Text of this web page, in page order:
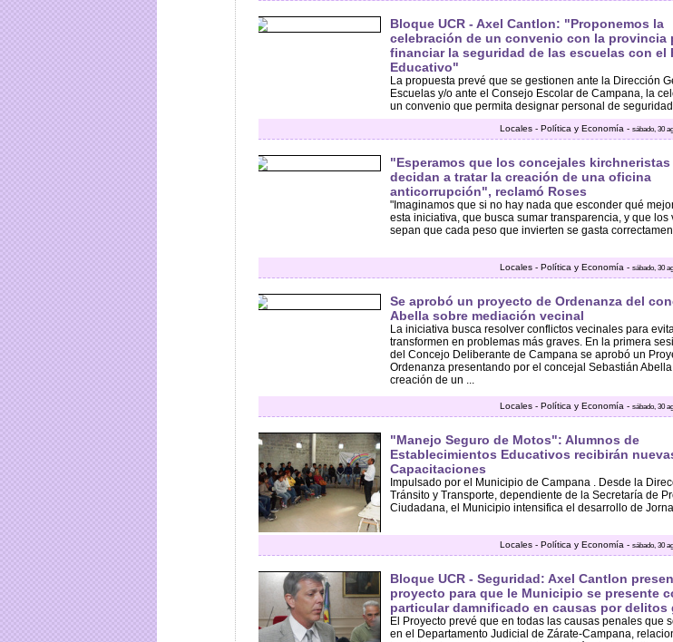
Bloque UCR - Axel Cantlon: "Proponemos la
celebración de un convenio con la provincia
financiar la seguridad de las escuelas con el
Educativo"
La propuesta prevé que se gestionen ante la Dirección
Escuelas y/o ante el Consejo Escolar de Campana, la
un convenio que permita designar personal de
Locales - Política y Economía - sábado, 30
"Esperamos que los concejales kirchneristas
decidan a tratar la creación de una oficina
anticorrupción", reclamó Roses
"Imaginamos que si no hay nada que esconder qué
esta iniciativa, que busca sumar transparencia, y que los
sepan que cada peso que invierten se gasta
Locales - Política y Economía - sábado, 30
Se aprobó un proyecto de Ordenanza del
Abella sobre mediación vecinal
La iniciativa busca resolver conflictos vecinales para
transformen en problemas más graves. En la primera
del Concejo Deliberante de Campana se aprobó un
Ordenanza presentando por el concejal Sebastián
creación de un ...
Locales - Política y Economía - sábado, 30
"Manejo Seguro de Motos": Alumnos de
Establecimientos Educativos recibirán
Capacitaciones
Impulsado por el Municipio de Campana . Desde la
Tránsito y Transporte, dependiente de la Secretaría de
Ciudadana, el Municipio intensifica el desarrollo de
Locales - Política y Economía - sábado, 30
Bloque UCR - Seguridad: Axel Cantlon
proyecto para que le Municipio se presente
particular damnificado en causas por delitos
El Proyecto prevé que en todas las causas penales que
en el Departamento Judicial de Zárate-Campana,